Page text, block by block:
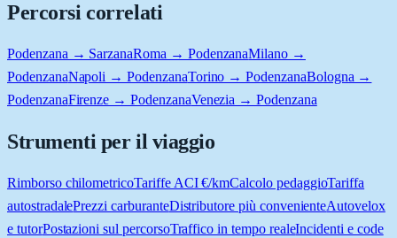
Percorsi correlati
Podenzana → SarzanaRoma → PodenzanaMilano →
PodenzanaNapoli → PodenzanaTorino → PodenzanaBologna →
PodenzanaFirenze → PodenzanaVenezia → Podenzana
Strumenti per il viaggio
Rimborso chilometricoTariffe ACI €/kmCalcolo pedaggioTariffa
autostradalePrezzi carburanteDistributore più convenienteAutovelox
e tutorPostazioni sul percorsoTraffico in tempo realeIncidenti e code